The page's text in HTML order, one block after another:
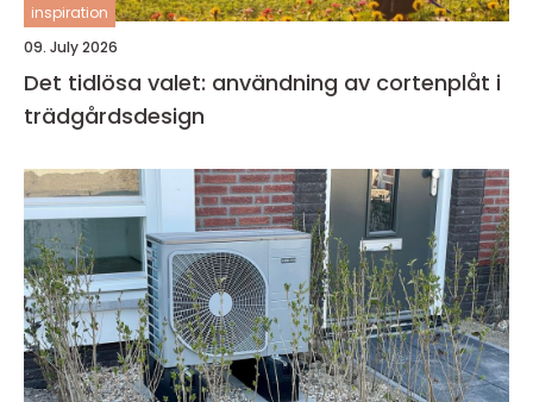
inspiration
09. July 2026
Det tidlösa valet: användning av cortenplåt i
trädgårdsdesign